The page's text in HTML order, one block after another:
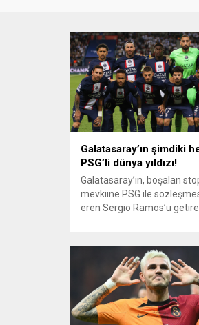
Galatasaray’ın şimdiki
PSG’li dünya yıldızı!
Galatasaray’ın, boşalan
mevkiine PSG ile
eren Sergio Ramos’u
yeni gelecek defans
kim olacağı merak
İddialara göre
yıldızı Sergio Ramos’un
olduğu ifade ediliyor.
maçında son kez sahaya